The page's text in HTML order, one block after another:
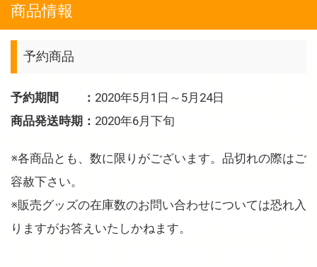
商品情報
予約商品
予約期間 ： 2020年5月1日～5月24日
商品発送時期： 2020年6月下旬
※各商品とも、数に限りがございます。品切れの際はご
容赦下さい。
※販売グッズの在庫数のお問い合わせについては恐れ入
りますがお答えいたしかねます。